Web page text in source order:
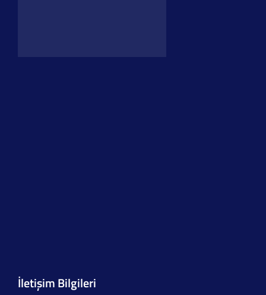
İletişim Bilgileri